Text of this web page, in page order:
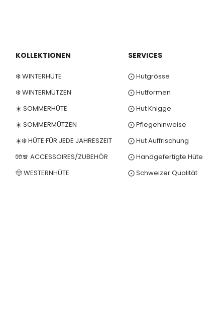
KOLLEKTIONEN
❄️ WINTERHÜTE
❄️ WINTERMÜTZEN
☀️ SOMMERHÜTE
☀️ SOMMERMÜTZEN
☀️❄️ HÜTE FÜR JEDE JAHRESZEIT
🧤🧣 ACCESSOIRES/ZUBEHÖR
🤠 WESTERNHÜTE
SERVICES
⨀ Hutgrösse
⨀ Hutformen
⨀ Hut Knigge
⨀ Pflegehinweise
⨀ Hut Auffrischung
⨀ Handgefertigte Hüte
⨀ Schweizer Qualität